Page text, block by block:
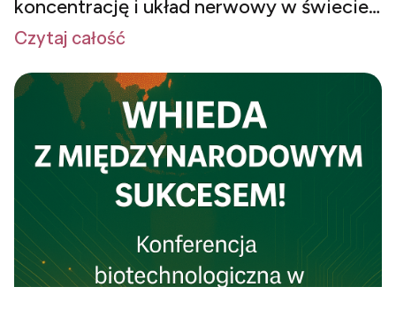
koncentrację i układ nerwowy w świecie
przeciążenia bodźcami?
Czytaj całość